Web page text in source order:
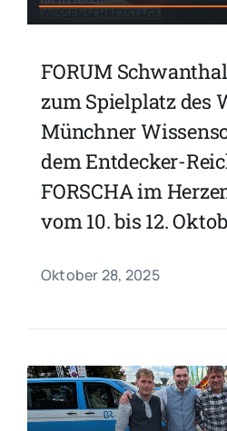
FORUM
zum Spielplatz des
Münchner
dem Entdecker-
FORSCHA im
vom 10. bis 12.
Oktober 28, 2025